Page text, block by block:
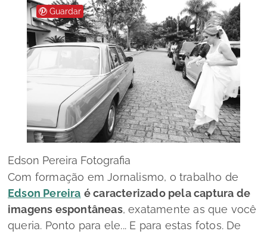
Guardar
Edson Pereira Fotografia
Com formação em Jornalismo, o trabalho de
Edson Pereira é caracterizado pela captura de
imagens espontâneas, exatamente as que você
queria. Ponto para ele... E para estas fotos. De